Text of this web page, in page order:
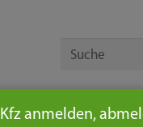
Kfz anmelden,